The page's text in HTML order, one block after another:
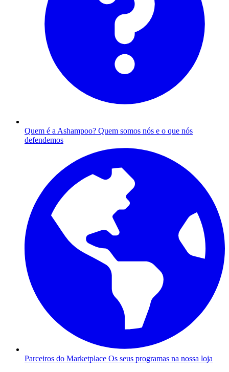
Quem é a Ashampoo? Quem somos nós e o que nós
defendemos
Parceiros do Marketplace Os seus programas na nossa loja